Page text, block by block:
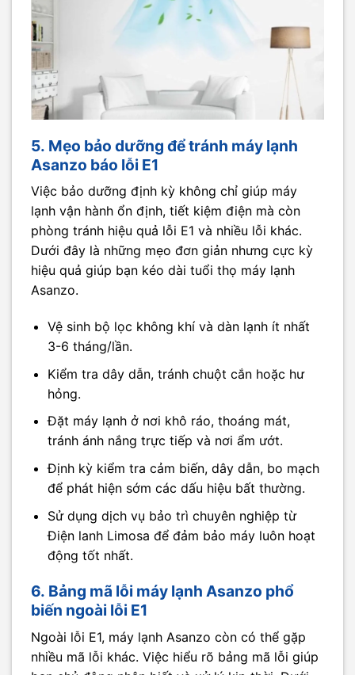
5. Mẹo bảo dưỡng để tránh máy lạnh
Asanzo báo lỗi E1
Việc bảo dưỡng định kỳ không chỉ giúp máy
lạnh vận hành ổn định, tiết kiệm điện mà còn
phòng tránh hiệu quả lỗi E1 và nhiều lỗi khác.
Dưới đây là những mẹo đơn giản nhưng cực kỳ
hiệu quả giúp bạn kéo dài tuổi thọ máy lạnh
Asanzo.
Vệ sinh bộ lọc không khí và dàn lạnh ít nhất
3-6 tháng/lần.
Kiểm tra dây dẫn, tránh chuột cắn hoặc hư
hỏng.
Đặt máy lạnh ở nơi khô ráo, thoáng mát,
tránh ánh nắng trực tiếp và nơi ẩm ướt.
Định kỳ kiểm tra cảm biến, dây dẫn, bo mạch
để phát hiện sớm các dấu hiệu bất thường.
Sử dụng dịch vụ bảo trì chuyên nghiệp từ
Điện lanh Limosa để đảm bảo máy luôn hoạt
động tốt nhất.
6. Bảng mã lỗi máy lạnh Asanzo phổ
biến ngoài lỗi E1
Ngoài lỗi E1, máy lạnh Asanzo còn có thể gặp
nhiều mã lỗi khác. Việc hiểu rõ bảng mã lỗi giúp